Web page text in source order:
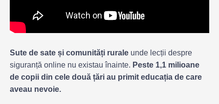
Sute de sate și comunități rurale unde lecții despre
siguranță online nu existau înainte. Peste 1,1 milioane
de copii din cele două țări au primit educația de care
aveau nevoie.